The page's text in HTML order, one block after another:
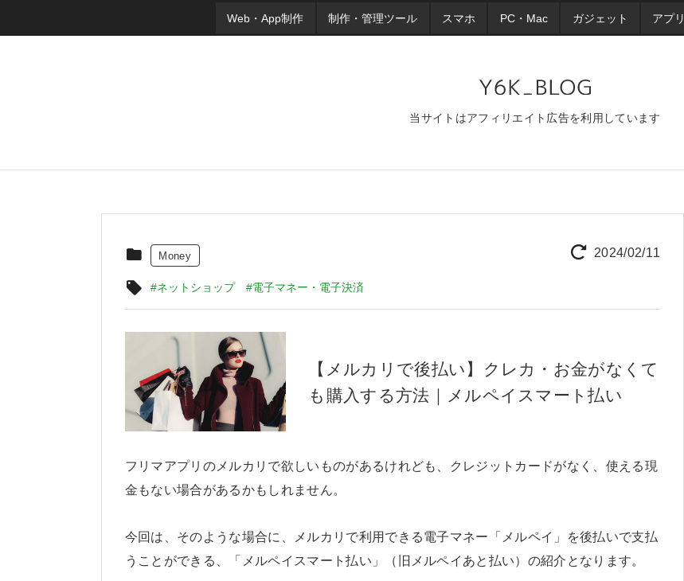
Web・App制作 制作・管理ツール スマホ PC・Mac ガジェット アプリ
当サイトはアフィリエイト広告を利用しています
2024/02/11
Money
#ネットショップ #電子マネー・電子決済
【メルカリで後払い】クレカ・お金がなくて
も購入する方法｜メルペイスマート払い
フリマアプリのメルカリで欲しいものがあるけれども、クレジットカードがなく、使える現
金もない場合があるかもしれません。
今回は、そのような場合に、メルカリで利用できる電子マネー「メルペイ」を後払いで支払
うことができる、「メルペイスマート払い」（旧メルペイあと払い）の紹介となります。